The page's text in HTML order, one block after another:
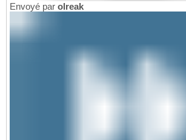
Envoyé par olreak